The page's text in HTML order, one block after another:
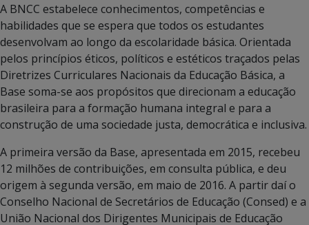
A BNCC estabelece conhecimentos, competências e
habilidades que se espera que todos os estudantes
desenvolvam ao longo da escolaridade básica. Orientada
pelos princípios éticos, políticos e estéticos traçados pelas
Diretrizes Curriculares Nacionais da Educação Básica, a
Base soma-se aos propósitos que direcionam a educação
brasileira para a formação humana integral e para a
construção de uma sociedade justa, democrática e inclusiva.
A primeira versão da Base, apresentada em 2015, recebeu
12 milhões de contribuições, em consulta pública, e deu
origem à segunda versão, em maio de 2016. A partir daí o
Conselho Nacional de Secretários de Educação (Consed) e a
União Nacional dos Dirigentes Municipais de Educação